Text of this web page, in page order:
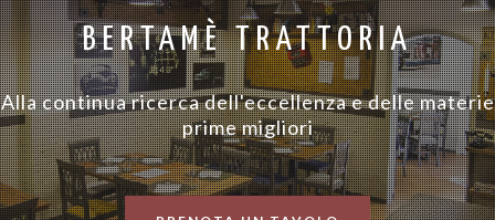
BERTAMÈ TRATTORIA
Alla continua ricerca dell'eccellenza e delle materie
prime migliori